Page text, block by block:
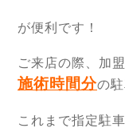
が便利です！
ご来店の際、加
施術時間分の
これまで指定駐